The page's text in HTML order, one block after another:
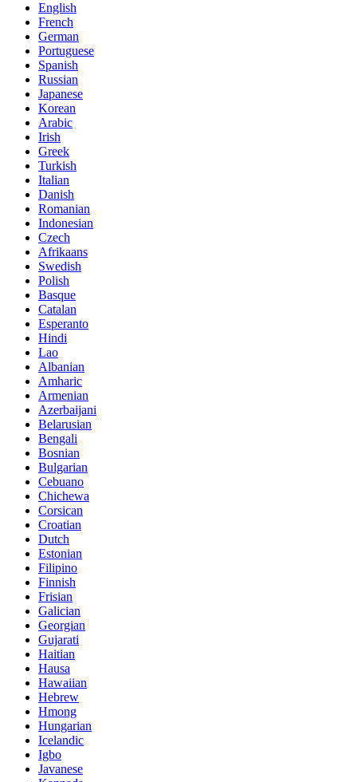
English
French
German
Portuguese
Spanish
Russian
Japanese
Korean
Arabic
Irish
Greek
Turkish
Italian
Danish
Romanian
Indonesian
Czech
Afrikaans
Swedish
Polish
Basque
Catalan
Esperanto
Hindi
Lao
Albanian
Amharic
Armenian
Azerbaijani
Belarusian
Bengali
Bosnian
Bulgarian
Cebuano
Chichewa
Corsican
Croatian
Dutch
Estonian
Filipino
Finnish
Frisian
Galician
Georgian
Gujarati
Haitian
Hausa
Hawaiian
Hebrew
Hmong
Hungarian
Icelandic
Igbo
Javanese